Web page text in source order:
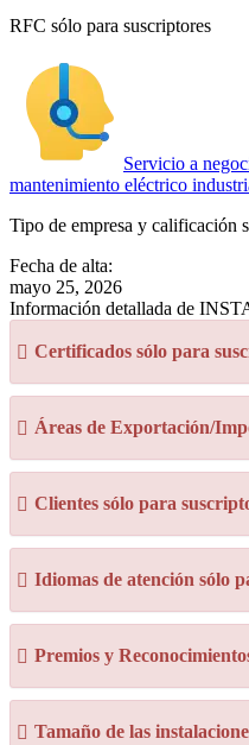
RFC sólo para suscriptores
Servicio a
mantenimiento eléctrico
Tipo de empresa y calificación
Fecha de alta:
mayo 25, 2026
Información detallada de
Certificados sólo para
Áreas de Exportación/
Clientes sólo para
Idiomas de atención sólo
Premios y
Tamaño de las